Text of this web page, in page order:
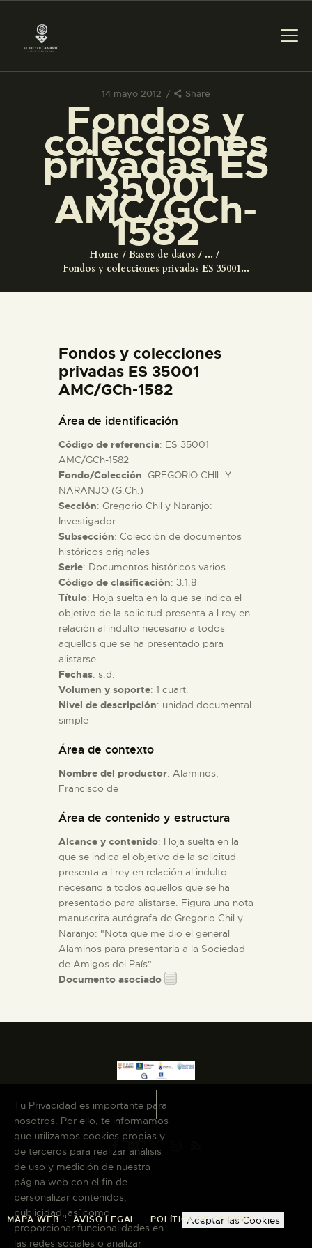
14 mayo 2012 Share
Fondos y
colecciones
privadas ES
35001
AMC/GCh-
1582
Home Bases de datos
...
Fondos y colecciones privadas ES 35001...
PREPARAR LA VISITA
ACTIVIDADES
█
EL MUSEO
ESPAÑOL
ACTIVIDADES
█
EL MUSEO
COLECCIONES
DIDÁCTICA
ESPAÑOL
Fondos y colecciones
privadas ES 35001
AMC/GCh-1582
Área de identificación
Código de referencia: ES 35001
AMC/GCh-1582
Fondo/Colección: GREGORIO CHIL Y
NARANJO (G.Ch.)
Sección: Gregorio Chil y Naranjo:
Investigador
Subsección: Colección de documentos
históricos originales
Serie: Documentos históricos varios
Código de clasificación: 3.1.8
Título: Hoja suelta en la que se indica el
objetivo de la solicitud presenta a l rey en
relación al indulto necesario a todos
aquellos que se ha presentado para
alistarse.
Fechas: s.d.
Volumen y soporte: 1 cuart.
Nivel de descripción: unidad documental
simple
Área de contexto
Nombre del productor: Alaminos,
Francisco de
Área de contenido y estructura
Alcance y contenido: Hoja suelta en la
que se indica el objetivo de la solicitud
presenta a l rey en relación al indulto
necesario a todos aquellos que se ha
presentado para alistarse. Figura una nota
manuscrita autógrafa de Gregorio Chil y
Naranjo: "Nota que me dio el general
Alaminos para presentarla a la Sociedad
de Amigos del País"
Documento asociado
MAPA WEB AVISO LEGAL POLÍTICA DE COOKIES
Tu Privacidad es importante para
nosotros. Por ello, te informamos
que utilizamos cookies propias y
de terceros para realizar análisis
de uso y medición de nuestra
página web con el fin de
personalizar contenidos,
publicidad, así como
proporcionar funcionalidades en
las redes sociales o analizar
Aceptar las Cookies